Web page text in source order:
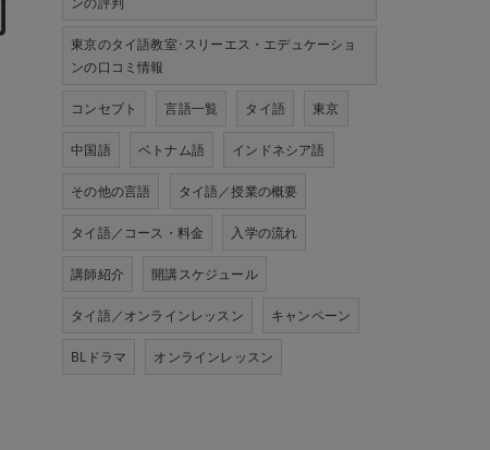
東京のタイ語教室･スリーエス・エデュケーショ
ンの口コミ情報
コンセプト 言語一覧 タイ語 東京
中国語 ベトナム語 インドネシア語
その他の言語 タイ語／授業の概要
タイ語／コース・料金 入学の流れ
講師紹介 開講スケジュール
タイ語／オンラインレッスン キャンペーン
BLドラマ オンラインレッスン